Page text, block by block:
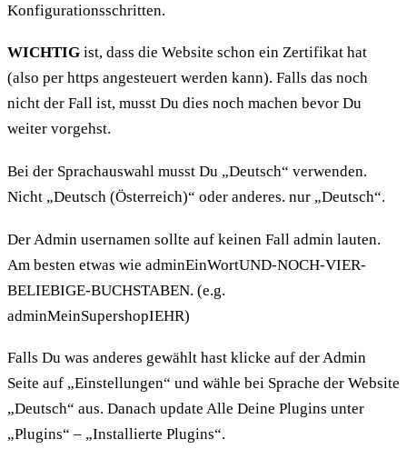
Konfigurationsschritten.
WICHTIG ist, dass die Website schon ein Zertifikat hat
(also per https angesteuert werden kann). Falls das noch
nicht der Fall ist, musst Du dies noch machen bevor Du
weiter vorgehst.
Bei der Sprachauswahl musst Du „Deutsch“ verwenden.
Nicht „Deutsch (Österreich)“ oder anderes. nur „Deutsch“.
Der Admin usernamen sollte auf keinen Fall admin lauten.
Am besten etwas wie adminEinWortUND-NOCH-VIER-
BELIEBIGE-BUCHSTABEN. (e.g.
adminMeinSupershopIEHR)
Falls Du was anderes gewählt hast klicke auf der Admin
Seite auf „Einstellungen“ und wähle bei Sprache der Website
„Deutsch“ aus. Danach update Alle Deine Plugins unter
„Plugins“ – „Installierte Plugins“.